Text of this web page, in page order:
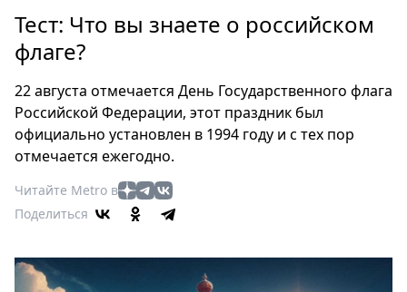
Россия
Еда
Туризм
Мода
Театр
Кино
Афиша
Книги
Выставки
Тест: Что вы знаете о российском
флаге?
22 августа отмечается День Государственного флага
Российской Федерации, этот праздник был
официально установлен в 1994 году и с тех пор
отмечается ежегодно.
Читайте Metro в
Поделиться